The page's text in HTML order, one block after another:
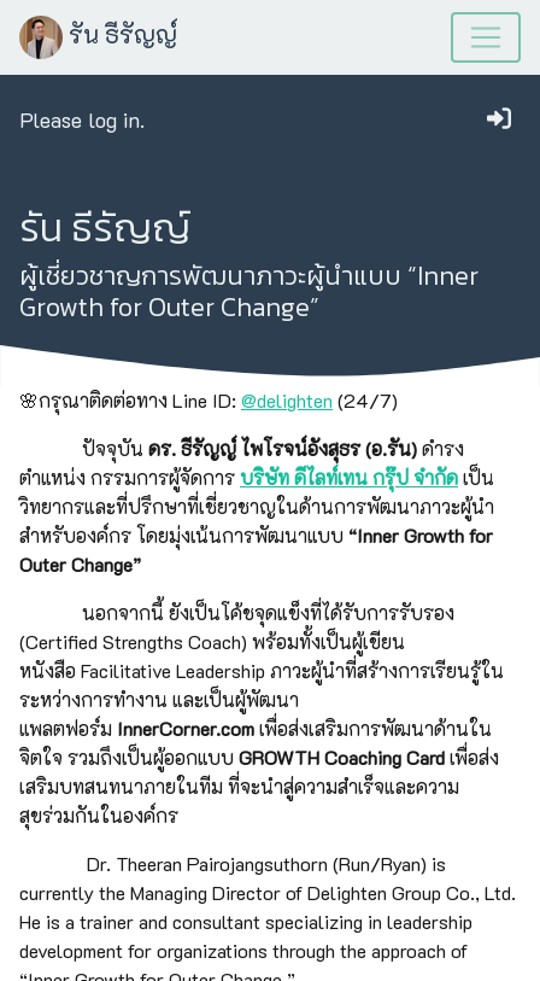
รัน ธีรัญญ์
Please log in.
รัน ธีรัญญ์
ผู้เชี่ยวชาญการพัฒนาภาวะผู้นำแบบ “Inner
Growth for Outer Change”
🌸กรุณาติดต่อทาง Line ID: @delighten (24/7)
ปัจจุบัน ดร. ธีรัญญ์ ไพโรจน์อังสุธร (อ.รัน)ดำรง
ตำแหน่ง กรรมการผู้จัดการบริษัท ดีไลท์เทน กรุ๊ป จำกัดเป็น
วิทยากรและที่ปรึกษาที่เชี่ยวชาญในด้านการพัฒนาภาวะผู้นำ
สำหรับองค์กร โดยมุ่งเน้นการพัฒนาแบบ “Inner Growth for
Outer Change”
นอกจากนี้ ยังเป็นโค้ชจุดแข็งที่ได้รับการรับรอง
(Certified Strengths Coach) พร้อมทั้งเป็นผู้เขียน
หนังสือ Facilitative Leadership ภาวะผู้นำที่สร้างการเรียนรู้ใน
ระหว่างการทำงาน และเป็นผู้พัฒนา
แพลตฟอร์ม InnerCorner.comเพื่อส่งเสริมการพัฒนาด้านใน
จิตใจ รวมถึงเป็นผู้ออกแบบ GROWTH Coaching Cardเพื่อส่ง
เสริมบทสนทนาภายในทีม ที่จะนำสู่ความสำเร็จและความ
สุขร่วมกันในองค์กร
Dr. Theeran Pairojangsuthorn (Run/Ryan) is
currently the Managing Director of Delighten Group Co., Ltd.
He is a trainer and consultant specializing in leadership
development for organizations through the approach of